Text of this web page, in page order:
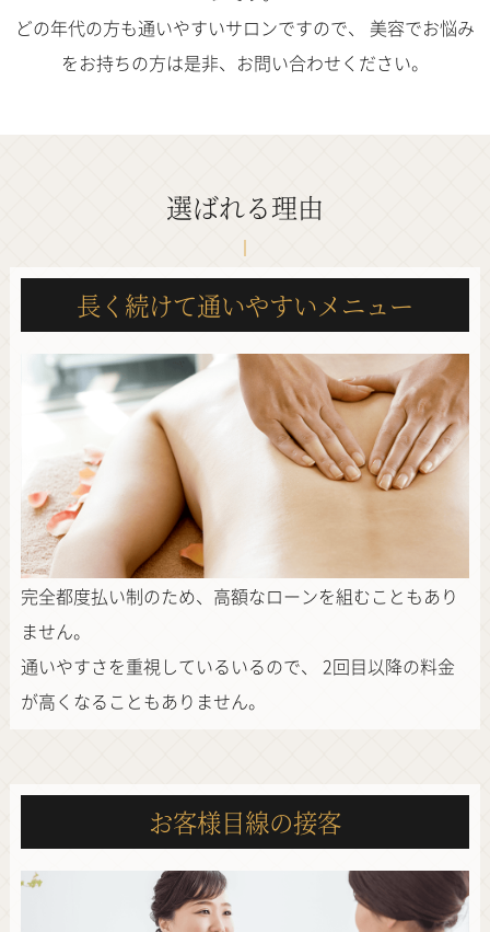
どの年代の方も通いやすいサロンですので、
美容でお悩み
をお持ちの方は是非、お問い合わせください。
選ばれる理由
長く続けて通いやすいメニュー
完全都度払い制のため、高額なローンを組むこともあり
ません。
通いやすさを重視しているいるので、
2回目以降の料金
が高くなることもありません。
お客様目線の接客